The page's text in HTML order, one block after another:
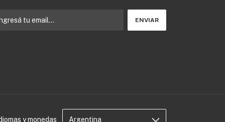
y monedas